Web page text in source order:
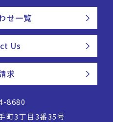
せ一覧
Us
求
8680
町3丁目3番35号